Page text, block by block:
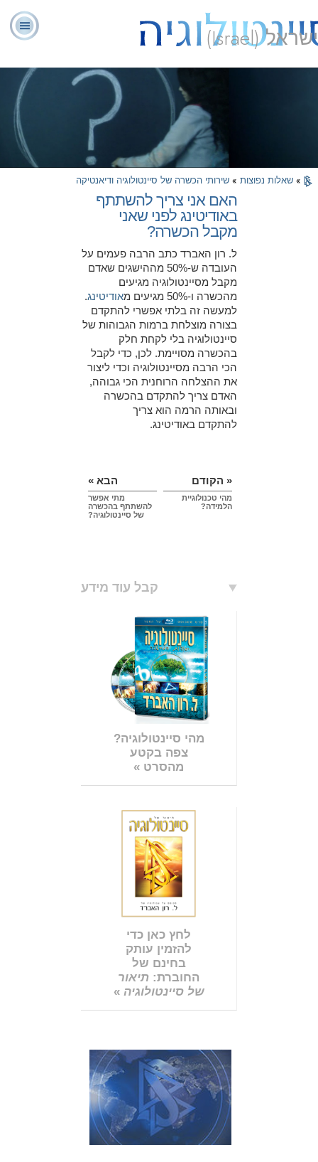
ישראל (Israel)
מהי
סיינטולוגיה?
יועצים
רוחניים
מתנדבים
» שאלות נפוצות » שירותי הכשרה של סיינטולוגיה ודיאנטיקה
האם אני צריך להשתתף
באודיטינג לפני שאני
מקבל הכשרה?
ל. רון האברד כתב הרבה פעמים על
העובדה ש-50% מההישגים שאדם
מקבל מסיינטולוגיה מגיעים
מהכשרה ו-50% מגיעים מ
אודיטינג.
למעשה זה בלתי אפשרי להתקדם
בצורה מוצלחת ברמות הגבוהות של
סיינטולוגיה בלי לקחת חלק
בהכשרה מסויימת. לכן, כדי לקבל
הכי הרבה מסיינטולוגיה וכדי ליצור
את ההצלחה הרוחנית הכי גבוהה,
האדם צריך להתקדם בהכשרה
ובאותה הרמה הוא צריך
להתקדם באודיטינג.
« הקודם
מהי טכנולוגיית
הלמידה?
הבא »
מתי אפשר
להשתתף בהכשרה
של סיינטולוגיה?
קבל עוד מידע
מהי סיינטולוגיה?
צפה בקטע
מהסרט »
לחץ כאן כדי
להזמין עותק
בחינם של
החוברת: תיאור
של סיינטולוגיה »